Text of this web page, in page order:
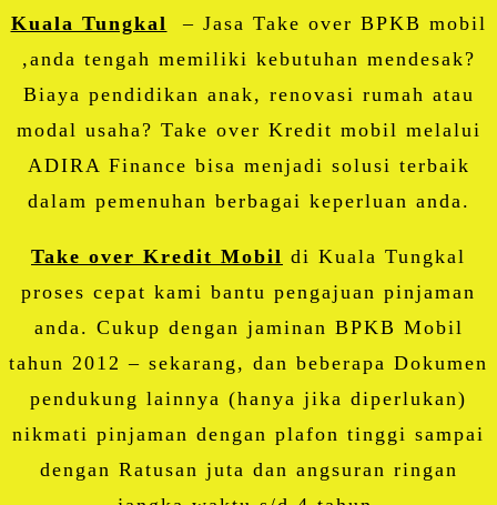
Kuala Tungkal
– Jasa Take over BPKB mobil
,anda tengah memiliki kebutuhan mendesak?
Biaya pendidikan anak, renovasi rumah atau
modal usaha? Take over Kredit mobil melalui
ADIRA Finance bisa menjadi solusi terbaik
dalam pemenuhan berbagai keperluan anda.
Take over Kredit Mobil di Kuala Tungkal
proses cepat kami bantu pengajuan pinjaman
anda. Cukup dengan jaminan BPKB Mobil
tahun 2012 – sekarang, dan beberapa Dokumen
pendukung lainnya (hanya jika diperlukan)
nikmati pinjaman dengan plafon tinggi sampai
dengan Ratusan juta dan angsuran ringan